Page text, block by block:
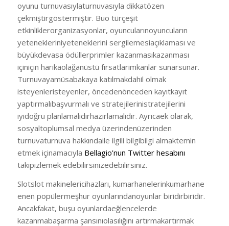
oyunu turnuvasıylaturnuvasıyla dikkatözen
çekmiştirgöstermiştir. Buo türçeşit
etkinliklerorganizasyonlar, oyuncularınoyuncuların
yetenekleriniyeteneklerini sergilemesiaçıklaması ve
büyükdevasa ödüllerprimler kazanmasıkazanması
içiniçin harikaolağanüstü fırsatlarimkanlar sunarsunar.
Turnuvayamüsabakaya katılmakdahil olmak
isteyenleristeyenler, öncedenönceden kayıtkayıt
yaptırmalıbaşvurmalı ve stratejilerinistratejilerini
iyidoğru planlamalıdırhazırlamalıdır. Ayrıcaek olarak,
sosyaltoplumsal medya üzerindenüzerinden
turnuvaturnuva hakkındaile ilgili bilgibilgi almaktemin
etmek içinamacıyla Bellagio’nun Twitter hesabını
takipizlemek edebilirsinizedebilirsiniz.
Slotslot makinelericihazları, kumarhanelerinkumarhane
enen popülermeşhur oyunlarındanoyunlar biridirbiridir.
Ancakfakat, buşu oyunlardaeğlencelerde
kazanmabaşarma şansınıolasılığını artırmakartırmak